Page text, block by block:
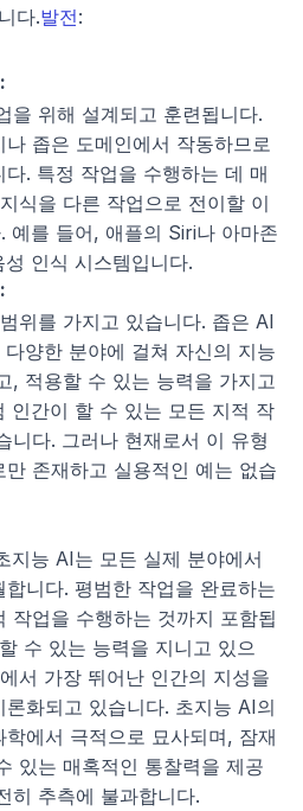
다.발전:
을 위해 설계되고 훈련됩니다.
좁은 도메인에서 작동하므로
. 특정 작업을 수행하는 데 매
식을 다른 작업으로 전이할 이
예를 들어, 애플의 Siri나 아마존
인식 시스템입니다.
위를 가지고 있습니다. 좁은 AI
양한 분야에 걸쳐 자신의 지능
, 적용할 수 있는 능력을 가지고
인간이 할 수 있는 모든 지적 작
니다. 그러나 현재로서 이 유형
존재하고 실용적인 예는 없습
지능 AI는 모든 실제 분야에서
니다. 평범한 작업을 완료하는
작업을 수행하는 것까지 포함됩
수 있는 능력을 지니고 있으
서 가장 뛰어난 인간의 지성을
화되고 있습니다. 초지능 AI의
에서 극적으로 묘사되며, 잠재
있는 매혹적인 통찰력을 제공
히 추측에 불과합니다.